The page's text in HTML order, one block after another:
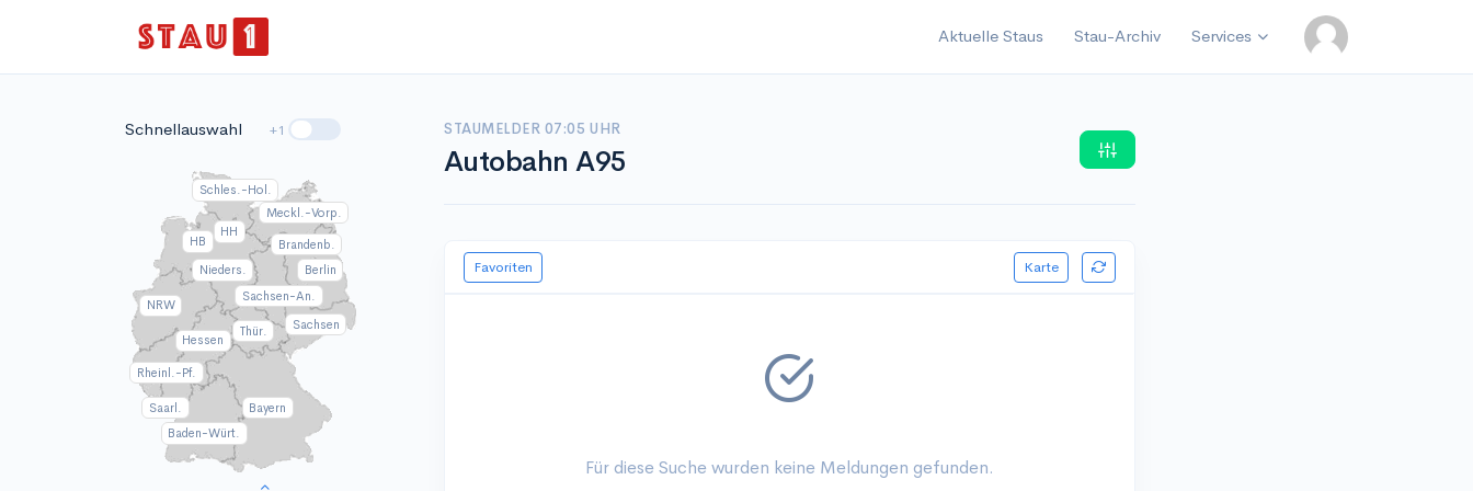
Aktuelle Staus Stau-Archiv Services
Schnellauswahl +1
Baden-Würt.
Bayern
Berlin
Brandenb.
HB
HH
Hessen
Meckl.-Vorp.
Nieders.
NRW
Rheinl.-Pf.
Saarl.
Sachsen-An.
Schles.-Hol.
Thür. Sachsen
STAUMELDER 07:05 UHR
Autobahn A95
Favoriten Karte
Für diese Suche wurden keine Meldungen gefunden.